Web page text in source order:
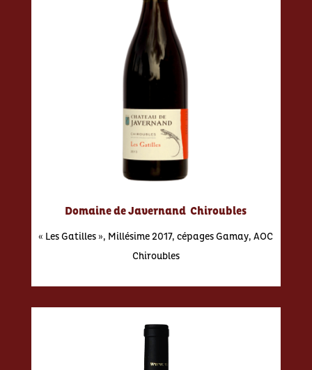
Domaine de Javernand Chiroubles
« Les Gatilles », Millésime 2017, cépages Gamay, AOC
Chiroubles